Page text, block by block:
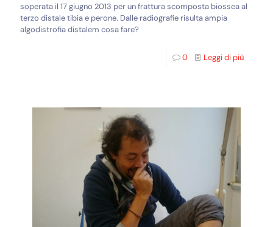
soperata il 17 giugno 2013 per un frattura scomposta biossea al
terzo distale tibia e perone. Dalle radiografie risulta ampia
algodistrofia distalem cosa fare?
0 Leggi di più